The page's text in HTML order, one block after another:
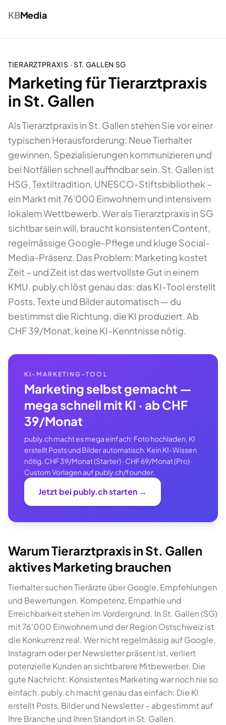
KBMedia
TIERARZTPRAXIS · ST. GALLEN SG
Marketing für Tierarztpraxis
in St. Gallen
Als Tierarztpraxis in St. Gallen stehen Sie vor einer
typischen Herausforderung: Neue Tierhalter
gewinnen, Spezialisierungen kommunizieren und
bei Notfällen schnell auffindbar sein. St. Gallen ist
HSG, Textiltradition, UNESCO-Stiftsbibliothek –
ein Markt mit 76'000 Einwohnern und intensivem
lokalem Wettbewerb. Wer als Tierarztpraxis in SG
sichtbar sein will, braucht konsistenten Content,
regelmässige Google-Pflege und kluge Social-
Media-Präsenz. Das Problem: Marketing kostet
Zeit – und Zeit ist das wertvollste Gut in einem
KMU. publy.ch löst genau das: das KI-Tool erstellt
Posts, Texte und Bilder automatisch — du
bestimmst die Richtung, die KI produziert. Ab
CHF 39/Monat, keine KI-Kenntnisse nötig.
KI-MARKETING-TOOL
Marketing selbst gemacht —
mega schnell mit KI · ab CHF
39/Monat
publy.ch macht es mega einfach: Foto hochladen, KI
erstellt Posts und Bilder automatisch. Kein KI-Wissen
nötig. CHF 39/Monat (Starter) · CHF 69/Monat (Pro) ·
Custom Vorlagen auf publy.ch/founder.
Jetzt bei publy.ch starten →
Warum Tierarztpraxis in St. Gallen
aktives Marketing brauchen
Tierhalter suchen Tierärzte über Google, Empfehlungen
und Bewertungen. Kompetenz, Empathie und
Erreichbarkeit stehen im Vordergrund. In St. Gallen (SG)
mit 76'000 Einwohnern und der Region Ostschweiz ist
die Konkurrenz real. Wer nicht regelmässig auf Google,
Instagram oder per Newsletter präsent ist, verliert
potenzielle Kunden an sichtbarere Mitbewerber. Die
gute Nachricht: Konsistentes Marketing war noch nie so
einfach. publy.ch macht genau das einfach: Die KI
erstellt Posts, Bilder und Newsletter – abgestimmt auf
Ihre Branche und Ihren Standort in St. Gallen.